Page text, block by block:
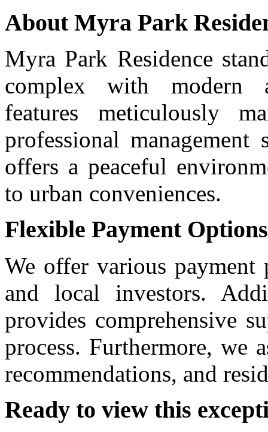
About Myra Park
Myra Park Residence
complex with modern
features meticulously
professional
offers a peaceful
to urban conveniences.
Flexible Payment
We offer various
and local investors.
provides comprehensive
process. Furthermore, we
recommendations, and
Ready to view this